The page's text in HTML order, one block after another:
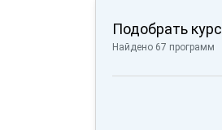
Подобрать курс
Найдено 67 программ